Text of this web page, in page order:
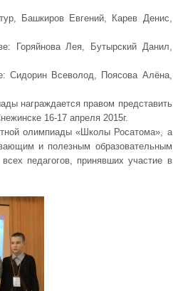
Башкиров Евгений, Карев Денис,
Лея, Бутырский Данил,
Всеволод, Поясова Алёна,
награждается правом представить
16-17 апреля 2015г.
олимпиады «Школы Росатома», а
и полезным образовательным
педагогов, принявших участие в